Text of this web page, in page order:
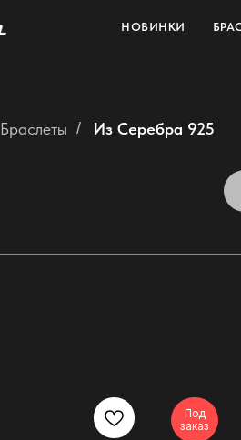
НОВИНКИ
Браслеты / Из Серебра 925
Под
заказ